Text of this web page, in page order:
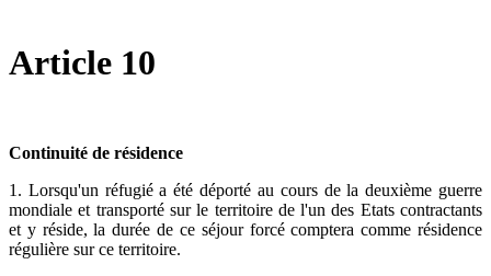
Article 10
Continuité de résidence
1. Lorsqu'un réfugié a été déporté au cours de la deuxième guerre
mondiale et transporté sur le territoire de l'un des Etats contractants
et y réside, la durée de ce séjour forcé comptera comme résidence
régulière sur ce territoire.